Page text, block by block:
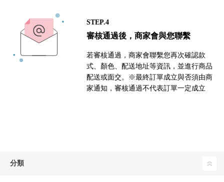
STEP.4
審核通過後，商家會與您聯繫
若審核通過，商家會聯繫您再次確認款
式、顏色、配送地址等資訊，並進行商品
配送或面交。※最終訂單成立與否須由商
家通知，審核通過不代表訂單一定成立
分類